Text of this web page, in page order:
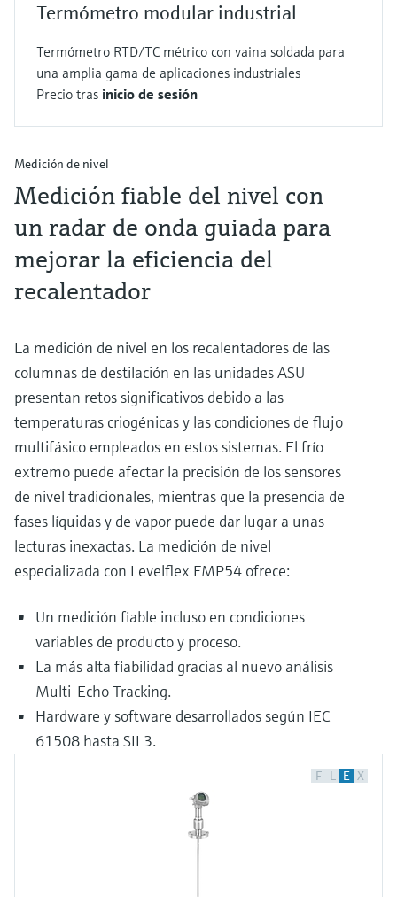
Termómetro modular industrial
Termómetro RTD/TC métrico con vaina soldada para
una amplia gama de aplicaciones industriales
Precio tras inicio de sesión
Medición de nivel
Medición fiable del nivel con
un radar de onda guiada para
mejorar la eficiencia del
recalentador
La medición de nivel en los recalentadores de las
columnas de destilación en las unidades ASU
presentan retos significativos debido a las
temperaturas criogénicas y las condiciones de flujo
multifásico empleados en estos sistemas. El frío
extremo puede afectar la precisión de los sensores
de nivel tradicionales, mientras que la presencia de
fases líquidas y de vapor puede dar lugar a unas
lecturas inexactas. La medición de nivel
especializada con Levelflex FMP54 ofrece:
Un medición fiable incluso en condiciones
variables de producto y proceso.
La más alta fiabilidad gracias al nuevo análisis
Multi-Echo Tracking.
Hardware y software desarrollados según IEC
61508 hasta SIL3.
F L E X